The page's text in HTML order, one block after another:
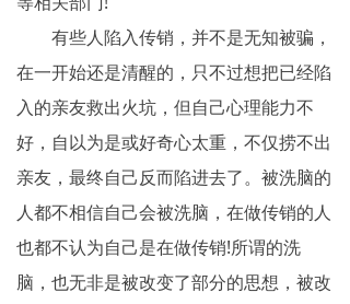
精神传销
求助专区
大学生专栏
传销骗术
相关处罚
传销案例
有些人陷入传销，并不是无知被骗，
在一开始还是清醒的，只不过想把已经陷
入的亲友救出火坑，但自己心理能力不
好，自以为是或好奇心太重，不仅捞不出
亲友，最终自己反而陷进去了。被洗脑的
人都不相信自己会被洗脑，在做传销的人
也都不认为自己是在做传销!所谓的洗
脑，也无非是被改变了部分的思想，被改